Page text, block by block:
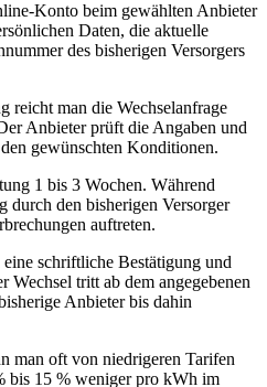
beim gewählten Anbieter
Daten, die aktuelle
des bisherigen Versorgers
reicht man die Wechselanfrage
Anbieter prüft die Angaben und
gewünschten Konditionen.
1 bis 3 Wochen. Während
durch den bisherigen Versorger
auftreten.
schriftliche Bestätigung und
Wechsel tritt ab dem angegebenen
Anbieter bis dahin
man oft von niedrigeren Tarifen
bis 15 % weniger pro kWh im